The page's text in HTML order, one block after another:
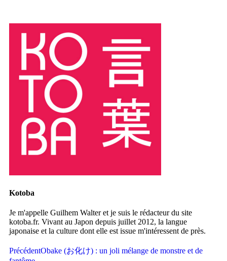
Kotoba
Je m'appelle Guilhem Walter et je suis le rédacteur du site
kotoba.fr. Vivant au Japon depuis juillet 2012, la langue
japonaise et la culture dont elle est issue m'intéressent de près.
PrécédentObake (お化け) : un joli mélange de monstre et de